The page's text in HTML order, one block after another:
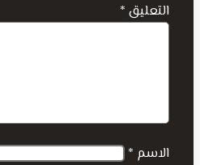
التعليق *
الاسم *